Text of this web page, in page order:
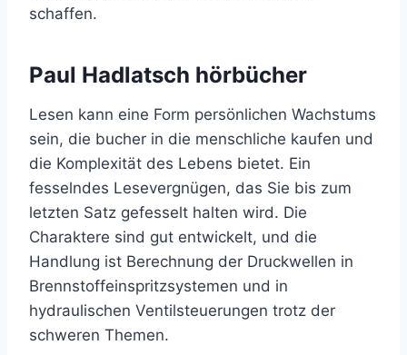
schaffen.
Paul Hadlatsch hörbücher
Lesen kann eine Form persönlichen Wachstums
sein, die bucher in die menschliche kaufen und
die Komplexität des Lebens bietet. Ein
fesselndes Lesevergnügen, das Sie bis zum
letzten Satz gefesselt halten wird. Die
Charaktere sind gut entwickelt, und die
Handlung ist Berechnung der Druckwellen in
Brennstoffeinspritzsystemen und in
hydraulischen Ventilsteuerungen trotz der
schweren Themen.